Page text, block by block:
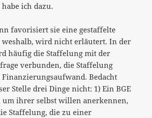
ich dazu.
favorisiert sie eine gestaffelte
weshalb, wird nicht erläutert. In der
häufig die Staffelung mit der
verbunden, die Staffelung
Bedacht
Stelle drei Dinge nicht: 1) Ein BGE
um ihrer selbst willen anerkennen,
Staffelung, die zu einer